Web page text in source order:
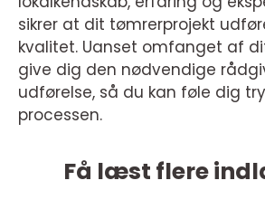
sikrer at dit tømrerprojekt
kvalitet. Uanset omfanget af
give dig den nødvendige
udførelse, så du kan føle dig
processen.
Få læst flere